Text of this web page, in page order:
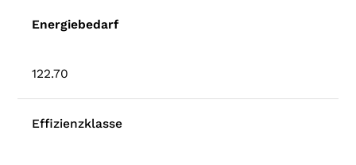
Energiebedarf
122.70
Effizienzklasse